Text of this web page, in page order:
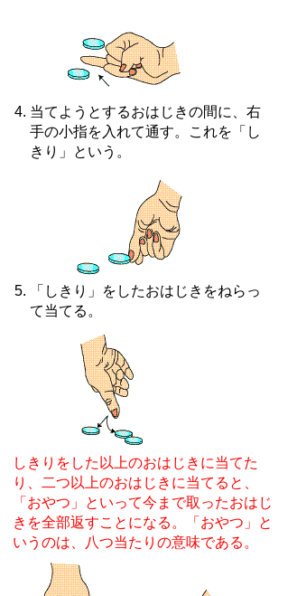
当てようとするおはじきの間に、右
手の小指を入れて通す。これを「し
きり」という。
「しきり」をしたおはじきをねらっ
て当てる。
しきりをした以上のおはじきに当てた
り、二つ以上のおはじきに当てると、
「おやつ」といって今まで取ったおはじ
きを全部返すことになる。「おやつ」と
いうのは、八つ当たりの意味である。